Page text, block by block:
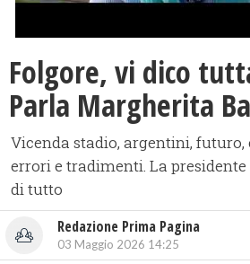
Folgore, vi dico
Parla Margherita
Vicenda stadio, argentini,
errori e tradimenti. La
di tutto
Redazione Prima Pagina
03 Maggio 2026 14:25